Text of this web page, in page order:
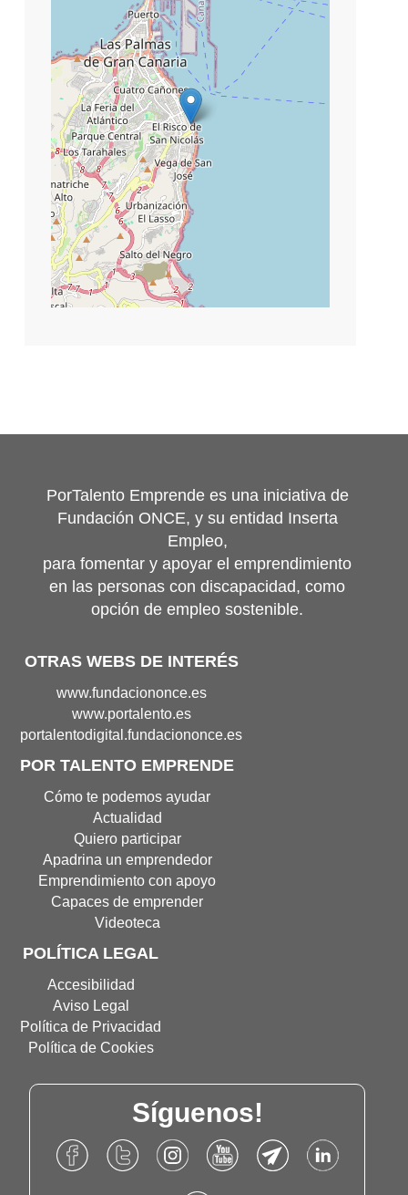
PorTalento Emprende es una iniciativa de
Fundación ONCE, y su entidad Inserta
Empleo,
para fomentar y apoyar el emprendimiento
en las personas con discapacidad, como
opción de empleo sostenible.
OTRAS WEBS DE INTERÉS
Portal
de
Fundación
en
nueva
ventana)
www.fundaciononce.es
Portal
de
en
nueva
ventana)
www.portalento.es
Portal
Portalento
Digital(Abre
ventana
portalentodigital.fundaciononce.es
POR TALENTO EMPRENDE
Cómo te podemos ayudar
Actualidad
Quiero participar
Apadrina un emprendedor
Emprendimiento con apoyo
Capaces de emprender
Videoteca
POLÍTICA LEGAL
Accesibilidad
Aviso Legal
Política de Privacidad
Política de Cookies
Síguenos!
Accede
al
Accede
al
Accede
al
Instagram
Accede
al
Accede
al
Accede
al